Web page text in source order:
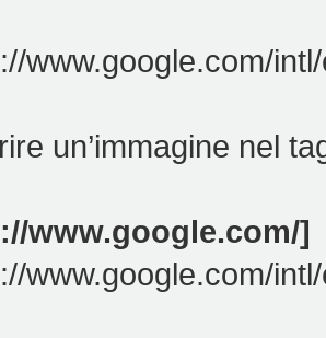
www.google.com/
un’immagine nel
www.google.com/]
www.google.com/